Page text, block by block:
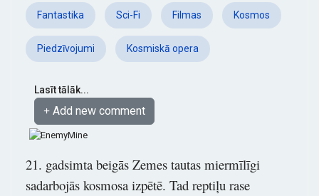
Fantastika Sci-Fi Filmas Kosmos
Piedzīvojumi Kosmiskā opera
Lasīt tālāk...
Add new comment
21. gadsimta beigās Zemes tautas miermīlīgi
sadarbojās kosmosa izpētē. Tad reptiļu rase